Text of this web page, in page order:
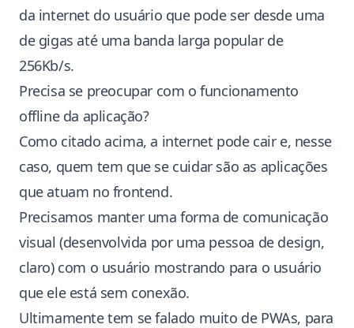
da internet do usuário que pode ser desde uma
de gigas até uma banda larga popular de
256Kb/s.
Precisa se preocupar com o funcionamento
offline da aplicação?
Como citado acima, a internet pode cair e, nesse
caso, quem tem que se cuidar são as aplicações
que atuam no frontend.
Precisamos manter uma forma de comunicação
visual (desenvolvida por uma pessoa de design,
claro) com o usuário mostrando para o usuário
que ele está sem conexão.
Ultimamente tem se falado muito de PWAs, para